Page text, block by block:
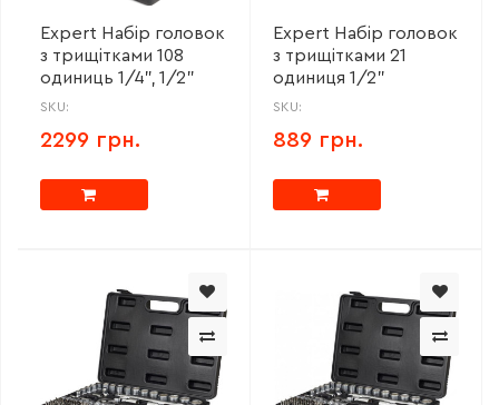
Expert Набір головок
з трищітками 108
одиниць 1/4", 1/2"
SKU:
2299 грн.
Expert Набір головок
з трищітками 21
одиниця 1/2"
SKU:
889 грн.